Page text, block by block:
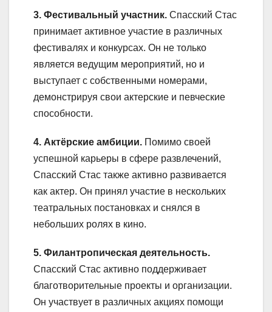
3. Фестивальный участник. Спасский Стас
принимает активное участие в различных
фестивалях и конкурсах. Он не только
является ведущим мероприятий, но и
выступает с собственными номерами,
демонстрируя свои актерские и певческие
способности.
4. Актёрские амбиции. Помимо своей
успешной карьеры в сфере развлечений,
Спасский Стас также активно развивается
как актер. Он принял участие в нескольких
театральных постановках и снялся в
небольших ролях в кино.
5. Филантропическая деятельность.
Спасский Стас активно поддерживает
благотворительные проекты и организации.
Он участвует в различных акциях помощи